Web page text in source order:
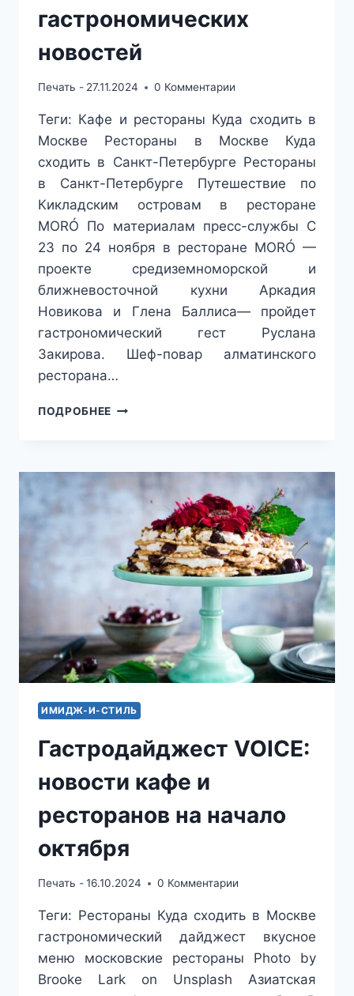
гастрономических
новостей
Печать - 27.11.2024 0 Комментарии
Теги: Кафе и рестораны Куда сходить в
Москве Рестораны в Москве Куда
сходить в Санкт-Петербурге Рестораны
в Санкт-Петербурге Путешествие по
Кикладским островам в ресторане
MORÓ По материалам пресс-службы С
23 по 24 ноября в ресторане MORÓ —
проекте средиземноморской и
ближневосточной кухни Аркадия
Новикова и Глена Баллиса— пройдет
гастрономический гест Руслана
Закирова. Шеф-повар алматинского
ресторана…
ПОДРОБНЕЕ СПЕШЛ
НОВЫЕ
ЗАВТРАКИ
МНОГО
ИНТЕРЕСНОГО:
ДАЙДЖЕСТ
ГАСТРОНОМИЧЕСКИХ
НОВОСТЕЙ
ИМИДЖ-И-СТИЛЬ
Гастродайджест VOICE:
новости кафе и
ресторанов на начало
октября
Печать -16.10.2024 0 Комментарии
Теги: Рестораны Куда сходить в Москве
гастрономический дайджест вкусное
меню московские рестораны Photo by
Brooke Lark on Unsplash Азиатская